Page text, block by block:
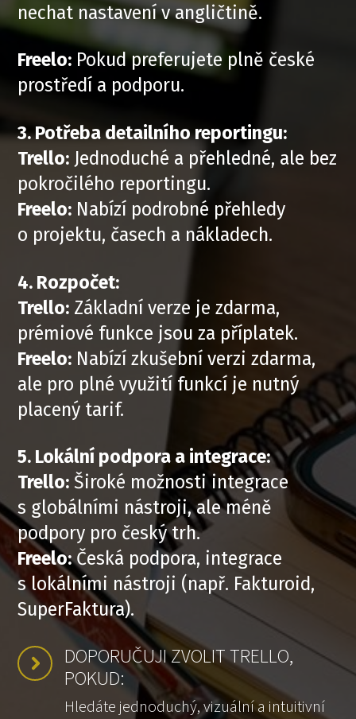
nechat nastavení v angličtině.
Freelo: Pokud preferujete plně české
prostředí a podporu.
3. Potřeba detailního reportingu:
Trello: Jednoduché a přehledné, ale bez
pokročilého reportingu.
Freelo: Nabízí podrobné přehledy
o projektu, časech a nákladech.
4. Rozpočet:
Trello: Základní verze je zdarma,
prémiové funkce jsou za příplatek.
Freelo: Nabízí zkušební verzi zdarma,
ale pro plné využití funkcí je nutný
placený tarif.
5. Lokální podpora a integrace:
Trello: Široké možnosti integrace
s globálními nástroji, ale méně
podpory pro český trh.
Freelo:Česká podpora, integrace
s lokálními nástroji (např. Fakturoid,
SuperFaktura).
DOPORUČUJI ZVOLIT TRELLO,
POKUD:
Hledáte jednoduchý, vizuální a intuitivní